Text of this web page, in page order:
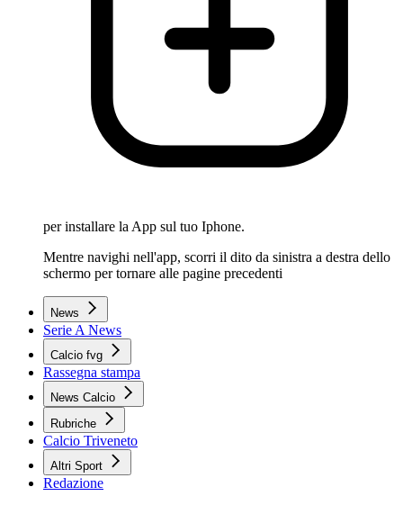
per installare la App sul tuo Iphone.
Mentre navighi nell'app, scorri il dito da sinistra a destra dello
schermo per tornare alle pagine precedenti
News
Serie A News
Calcio fvg
Rassegna stampa
News Calcio
Rubriche
Calcio Triveneto
Altri Sport
Redazione